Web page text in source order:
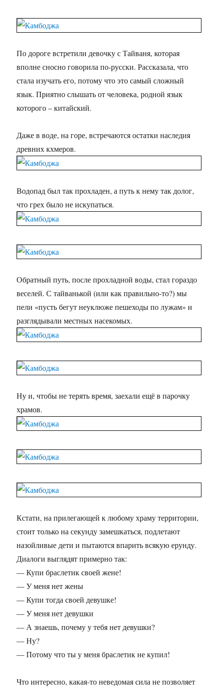
По дороге встретили девочку с Тайваня, которая
вполне сносно говорила по-русски. Рассказала, что
стала изучать его, потому что это самый сложный
язык. Приятно слышать от человека, родной язык
которого – китайский.
Даже в воде, на горе, встречаются остатки наследия
древних кхмеров.
Водопад был так прохладен, а путь к нему так долог,
что грех было не искупаться.
Обратный путь, после прохладной воды, стал гораздо
веселей. С тайванькой (или как правильно-то?) мы
пели «пусть бегут неуклюже пешеходы по лужам» и
разглядывали местных насекомых.
Ну и, чтобы не терять время, заехали ещё в парочку
храмов.
Кстати, на прилегающей к любому храму территории,
стоит только на секунду замешкаться, подлетают
назойливые дети и пытаются впарить всякую ерунду.
Диалоги выглядят примерно так:
— Купи браслетик своей жене!
— У меня нет жены
— Купи тогда своей девушке!
— У меня нет девушки
— А знаешь, почему у тебя нет девушки?
— Ну?
— Потому что ты у меня браслетик не купил!
Что интересно, какая-то неведомая сила не позволяет